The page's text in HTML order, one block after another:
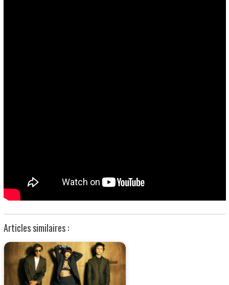
Articles similaires :